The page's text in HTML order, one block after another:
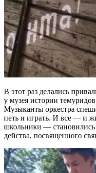
В этот раз делались
у музея истории
Музыканты оркестра
петь и играть. И все — и
школьники — становились
действа, посвященного